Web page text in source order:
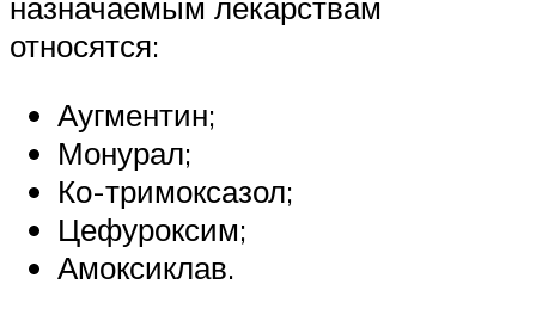
относятся:
Аугментин;
Монурал;
Ко-тримоксазол;
Цефуроксим;
Амоксиклав.